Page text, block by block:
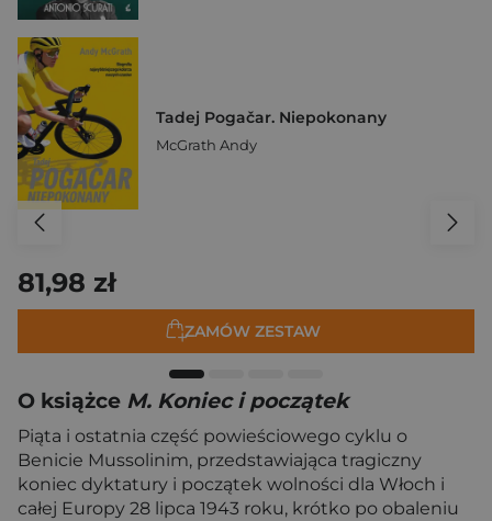
Tadej Pogačar. Niepokonany
McGrath Andy
81,98 zł
ZAMÓW ZESTAW
O książce M. Koniec i początek
Piąta i ostatnia część powieściowego cyklu o
Benicie Mussolinim, przedstawiająca tragiczny
koniec dyktatury i początek wolności dla Włoch i
całej Europy 28 lipca 1943 roku, krótko po obaleniu